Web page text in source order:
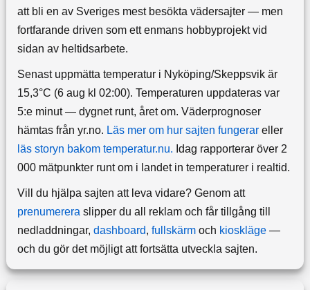
att bli en av Sveriges mest besökta vädersajter — men
fortfarande driven som ett enmans hobbyprojekt vid
sidan av heltidsarbete.
Senast uppmätta temperatur i Nyköping/Skeppsvik är
15,3°C (6 aug kl 02:00). Temperaturen uppdateras var
5:e minut — dygnet runt, året om. Väderprognoser
hämtas från yr.no. Läs mer om hur sajten fungerareller
läs storyn bakom temperatur.nu. Idag rapporterar över 2
000 mätpunkter runt om i landet in temperaturer i realtid.
Vill du hjälpa sajten att leva vidare? Genom att
prenumereraslipper du all reklam och får tillgång till
nedladdningar, dashboard, fullskärmoch kioskläge—
och du gör det möjligt att fortsätta utveckla sajten.